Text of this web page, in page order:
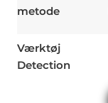
metode
Værktøj
Detection